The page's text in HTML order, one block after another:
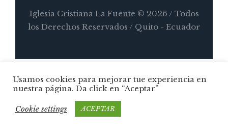
Iglesia Cristiana La Fuente © 2026 / Todos
los Derechos Reservados / Quito - Ecuador
Usamos cookies para mejorar tue experiencia en
nuestra página. Da click en “Aceptar”
Cookie settings ACEPTAR